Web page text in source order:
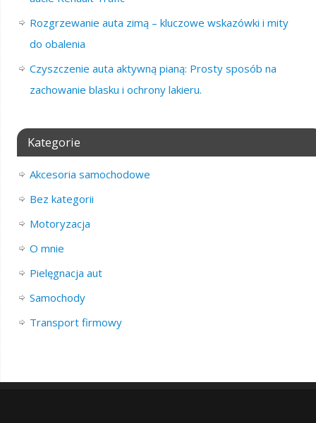
Rozgrzewanie auta zimą – kluczowe wskazówki i mity
do obalenia
Czyszczenie auta aktywną pianą: Prosty sposób na
zachowanie blasku i ochrony lakieru.
Kategorie
Akcesoria samochodowe
Bez kategorii
Motoryzacja
O mnie
Pielęgnacja aut
Samochody
Transport firmowy